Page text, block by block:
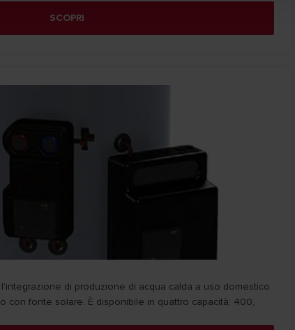
SCOPRI
di produzione di acqua calda a uso domestico
con fonte solare. È disponibile in quattro capacità: 400,